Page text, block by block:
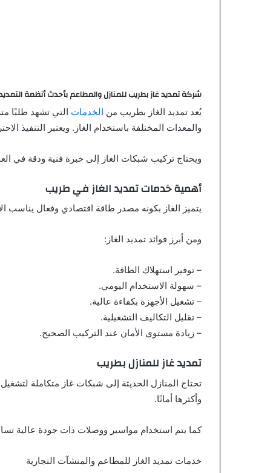
شركة تمديد غاز بطريب للمنازل والمطاعم بأحدث أنظمة
يُعد تمديد الغاز بطريب من الخدمات التي تشهد طلبًا
والمعدات المختلفة باستخدام الغاز. ويعتبر
ويحتاج تركيب شبكات الغاز إلى خبرة فنية ودقة في
أهمية خدمات تمديد الغاز في طريب
يتميز الغاز بكونه مصدر طاقة اقتصادي وفعال يناسب
ومن أبرز فوائد تمديد الغاز:
– توفير استهلاك الطاقة.
– سهولة الاستخدام اليومي.
– تشغيل الأجهزة بكفاءة عالية.
– تقليل التكاليف التشغيلية.
– زيادة مستوى الأمان عند التركيب الصحيح.
تمديد غاز للمنازل بطريب
تحتاج المنازل الحديثة إلى شبكات غاز متكاملة
وأكثرها أمانًا.
كما يتم استخدام مواسير ووصلات ذات جودة عالية
خدمات تمديد الغاز للمطاعم والمنشآت التجارية